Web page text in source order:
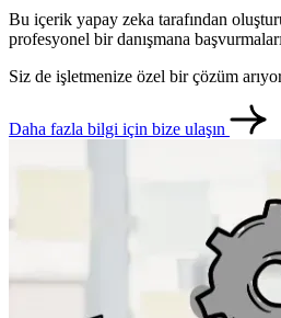
Bu içerik yapay zeka tarafından
profesyonel bir danışmana
Siz de işletmenize özel bir çözüm
Daha fazla bilgi için bize ulaşın